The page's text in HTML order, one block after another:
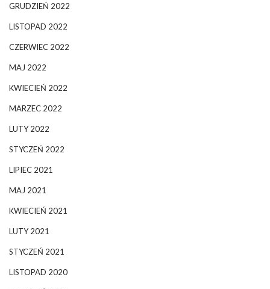
GRUDZIEŃ 2022
LISTOPAD 2022
CZERWIEC 2022
MAJ 2022
KWIECIEŃ 2022
MARZEC 2022
LUTY 2022
STYCZEŃ 2022
LIPIEC 2021
MAJ 2021
KWIECIEŃ 2021
LUTY 2021
STYCZEŃ 2021
LISTOPAD 2020